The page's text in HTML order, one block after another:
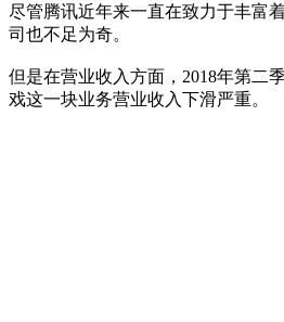
尽管腾讯近年来一直在致力于丰富
司也不足为奇。
但是在营业收入方面，2018年第二
戏这一块业务营业收入下滑严重。